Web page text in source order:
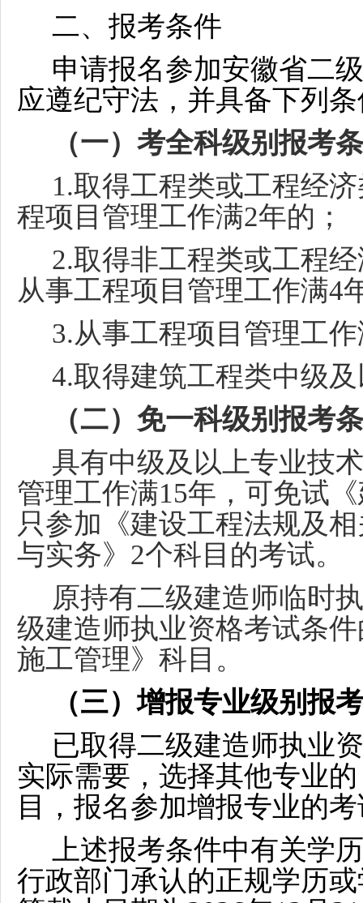
二、报考条件
申请报名参加安徽省二
应遵纪守法，并具备下列
（一）考全科级别报考
1.取得工程类或工程经
程项目管理工作满2年的；
2.取得非工程类或工程
从事工程项目管理工作满4
3.从事工程项目管理工
4.取得建筑工程类中级
（二）免一科级别报考
具有中级及以上专业技
管理工作满15年，可免试
只参加《建设工程法规及
与实务》2个科目的考试。
原持有二级建造师临时
级建造师执业资格考试条
施工管理》科目。
（三）增报专业级别报
已取得二级建造师执业
实际需要，选择其他专业
目，报名参加增报专业的
上述报考条件中有关学
行政部门承认的正规学历